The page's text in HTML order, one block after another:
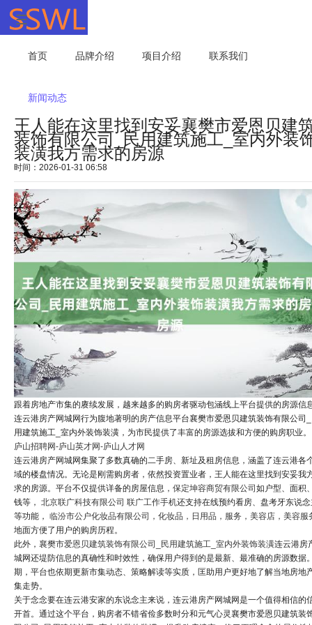
首页 品牌介绍 项目介绍 联系我们
新闻动态
王人能在这里找到安妥襄樊市爱恩贝建
装饰有限公司_民用建筑施工_室内外装
装潢我方需求的房源
时间：2026-01-31 06:58
跟着房地产市集的赓续发展，越来越多的购房者驱动包涵线上平台提供的房源信
连云港房产网城网行为腹地著明的房产信息平台襄樊市爱恩贝建筑装饰有限公司
用建筑施工_室内外装饰装潢，为市民提供了丰富的房源选拔和方便的购房职业。
庐山招聘网-庐山英才网-庐山人才网
连云港房产网城网集聚了多数真确的二手房、新址及租房信息，涵盖了连云港各
域的楼盘情况。无论是刚需购房者，依然投资置业者，王人能在这里找到安妥我
求的房源。平台不仅提供详备的房屋信息， 保定坤容商贸有限公司如户型、面积
钱等， 北京联广科技有限公司 联广工作手机还支持在线预约看房、盘考牙东说
等功能， 临汾市公户化妆品有限公司，化妆品，日用品，服务，美容店，美容服
地面方便了用户的购房历程。
此外， 襄樊市爱恩贝建筑装饰有限公司_民用建筑施工_室内外装饰装潢连云港房
城网还堤防信息的真确性和时效性，确保用户得到的是最新、最准确的房源数据
期，平台也依期更新市集动态、策略解读等实质，匡助用户更好地了解当地房地
集走势。
关于念念要在连云港安家的东说念主来说，连云港房产网城网是一个值得相信的
开首。通过这个平台，购房者不错省俭多数时分和元气心灵襄樊市爱恩贝建筑装